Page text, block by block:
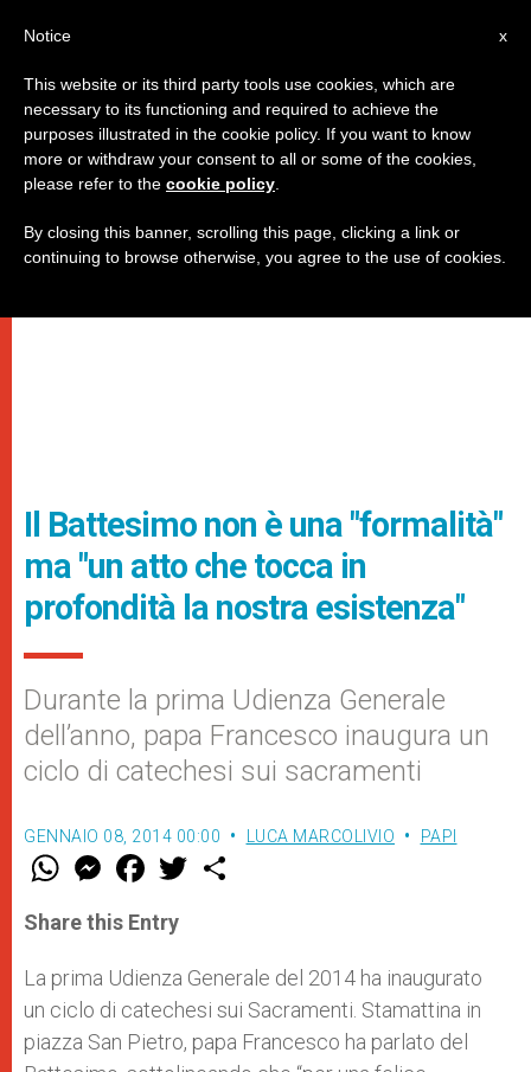
Il Battesimo non è una "formalità"
ma "un atto che tocca in
profondità la nostra esistenza"
Durante la prima Udienza Generale
dell’anno, papa Francesco inaugura un
ciclo di catechesi sui sacramenti
GENNAIO 08, 2014 00:00 LUCA MARCOLIVIO PAPI
W
t
s
p
p
M
e
s
e
g
e
r
F
a
e
b
o
k
w
r
Share this Entry
La prima Udienza Generale del 2014 ha inaugurato
un ciclo di catechesi sui Sacramenti. Stamattina in
piazza San Pietro, papa Francesco ha parlato del
x
Notice
This website or its third party tools use cookies, which are
necessary to its functioning and required to achieve the
purposes illustrated in the cookie policy. If you want to know
more or withdraw your consent to all or some of the cookies,
please refer to the cookie policy
By closing this banner, scrolling this page, clicking a link or
continuing to browse otherwise, you agree to the use of cookies.